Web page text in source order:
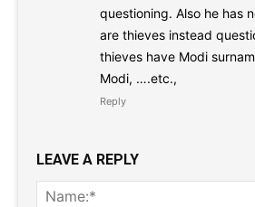
questioning. Also he has
are thieves instead
thieves have Modi
Modi, ….etc.,
Reply
LEAVE A REPLY